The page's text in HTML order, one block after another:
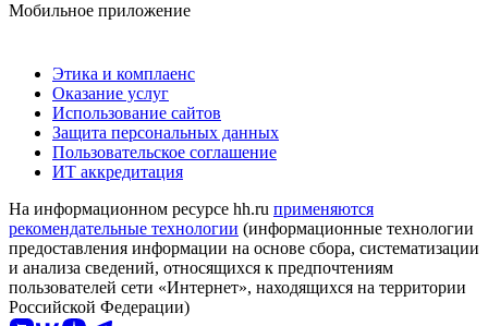
Мобильное приложение
Этика и комплаенс
Оказание услуг
Использование сайтов
Защита персональных данных
Пользовательское соглашение
ИТ аккредитация
На информационном ресурсе hh.ru применяются
рекомендательные технологии (информационные технологии
предоставления информации на основе сбора, систематизации
и анализа сведений, относящихся к предпочтениям
пользователей сети «Интернет», находящихся на территории
Российской Федерации)